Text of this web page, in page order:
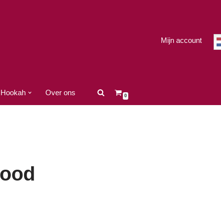
Mijn account
Hookah Over ons 0